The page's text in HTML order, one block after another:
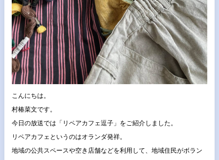
こんにちは。
村椿菜文です。
今日の放送では「リペアカフェ逗子」をご紹介しました。
リペアカフェというのはオランダ発祥。
地域の公共スペースや空き店舗などを利用して、 地域住民がボラン